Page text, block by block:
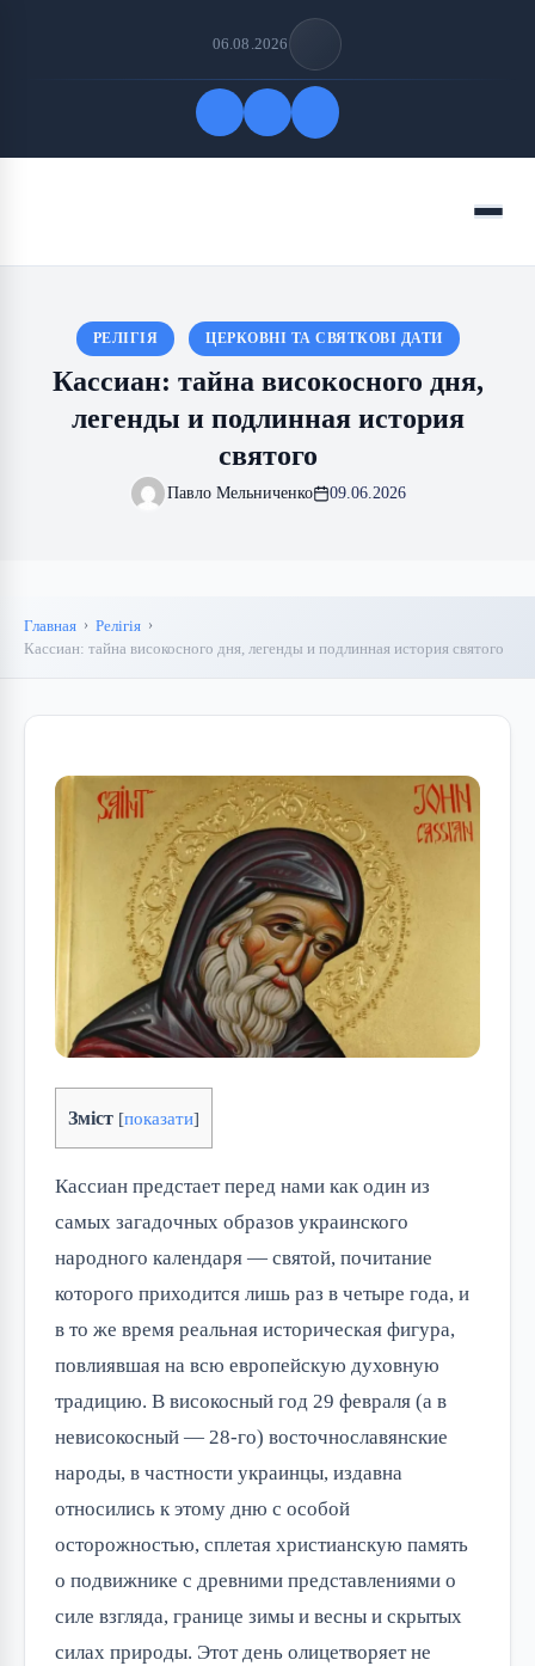
06.08.2026
Меню
РЕЛІГІЯ ЦЕРКОВНІ ТА СВЯТКОВІ ДАТИ
Кассиан: тайна високосного дня,
легенды и подлинная история
святого
Павло Мельниченко 09.06.2026
Главная
Релігія
Кассиан: тайна високосного дня, легенды и подлинная история святого
Зміст [показати]
Кассиан предстает перед нами как один из
самых загадочных образов украинского
народного календаря — святой, почитание
которого приходится лишь раз в четыре года, и
в то же время реальная историческая фигура,
повлиявшая на всю европейскую духовную
традицию. В високосный год 29 февраля (а в
невисокосный — 28-го) восточнославянские
народы, в частности украинцы, издавна
относились к этому дню с особой
осторожностью, сплетая христианскую память
о подвижнике с древними представлениями о
силе взгляда, границе зимы и весны и скрытых
силах природы. Этот день олицетворяет не